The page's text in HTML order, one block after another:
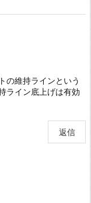
の維持ラインという
ライン底上げは有効
返信